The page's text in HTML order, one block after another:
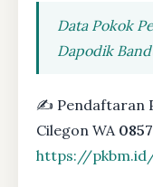
Data Pokok
Dapodik
✍ Pendaftaran
Cilegon WA
https://